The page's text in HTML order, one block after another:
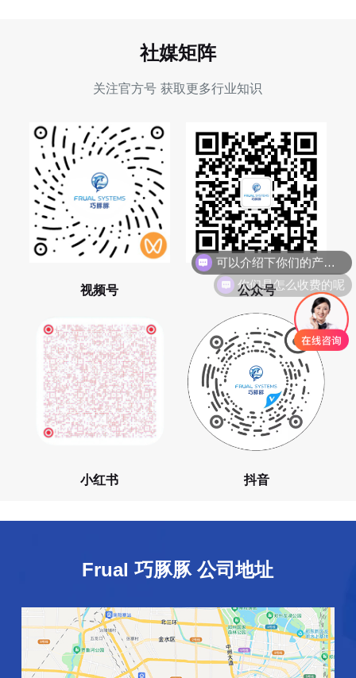
社媒矩阵
关注官方号 获取更多行业知识
视频号 公众号
小红书 抖音
Frual 巧豚豚 公司地址
你们是怎么收费的呢